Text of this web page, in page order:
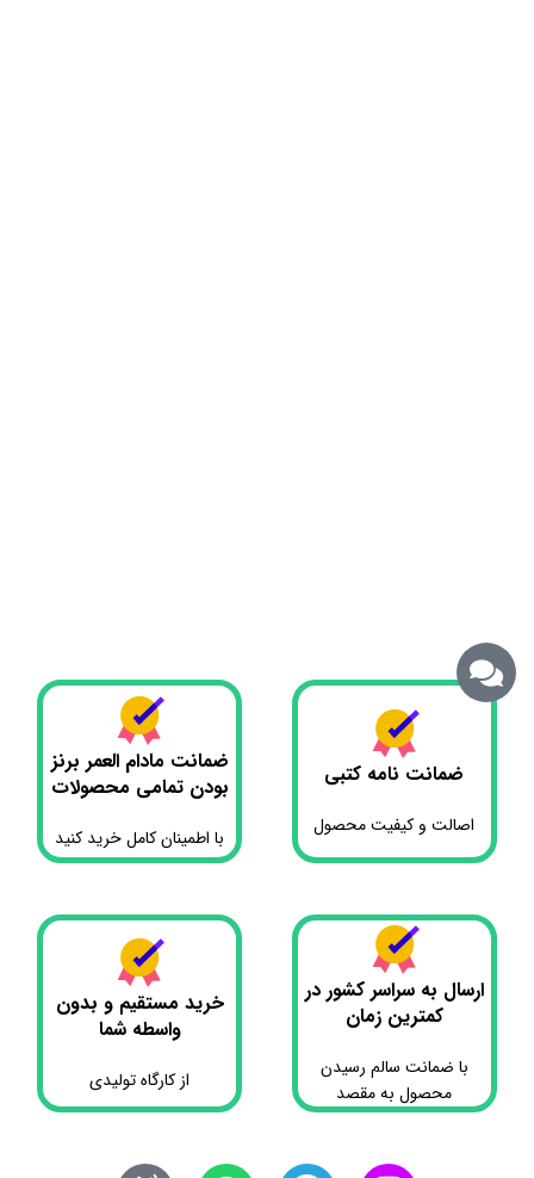
ضمانت نامه کتبی
اصالت و کیفیت محصول
ضمانت مادام العمر برنز
بودن تمامی محصولات
با اطمینان کامل خرید کنید
ارسال به سراسر کشور در
کمترین زمان
با ضمانت سالم رسیدن
محصول به مقصد
خرید مستقیم و بدون
واسطه شما
از کارگاه تولیدی